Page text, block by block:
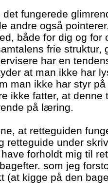
det fungerede
andre også
både for dig og
frie struktur,
har en
at man ikke har
man ikke har styr
ikke fatter, at
på læring.
at retteguiden
retteguide under
forholdt mig til
som jeg
(at kigge på den